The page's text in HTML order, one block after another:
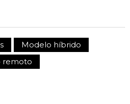
Modelo híbrido
remoto